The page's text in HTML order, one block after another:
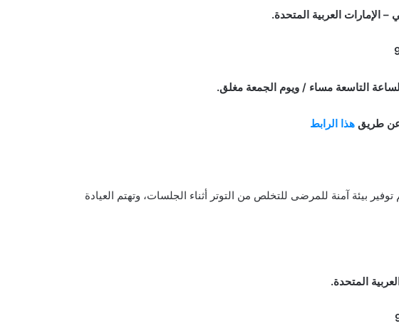
التاسعة مساء / ويوم الجمعة مغلق.
هذا الرابط
بيئة آمنة للمرضى للتخلص من التوتر أثناء الجلسات، وتهتم العيادة
المتحدة.